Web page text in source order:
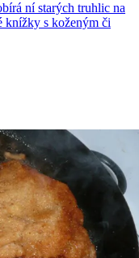
ní starých truhlic na
knížky s koženým či